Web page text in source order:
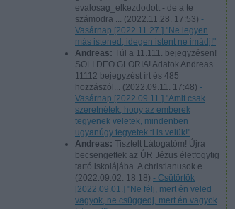
evalosag_elkezdodott - de a te
számodra ... (2022.11.28. 17:53) -
Vasárnap [2022.11.27.] "Ne legyen
más istened, idegen istent ne imádj!"
Andreas: Túl a 11.111. bejegyzésen!
SOLI DEO GLORIA! Adatok Andreas
11112 bejegyzést írt és 485
hozzászól... (2022.09.11. 17:48) -
Vasárnap [2022.09.11.] "Amit csak
szeretnétek, hogy az emberek
tegyenek veletek, mindenben
ugyanúgy tegyetek ti is velük!"
Andreas: Tisztelt Látogatóm! Újra
becsengettek az ÚR Jézus életfogytig
tartó iskolájába. A christianusok e...
(2022.09.02. 18:18) - Csütörtök
[2022.09.01.] "Ne félj, mert én veled
vagyok, ne csüggedj, mert én vagyok